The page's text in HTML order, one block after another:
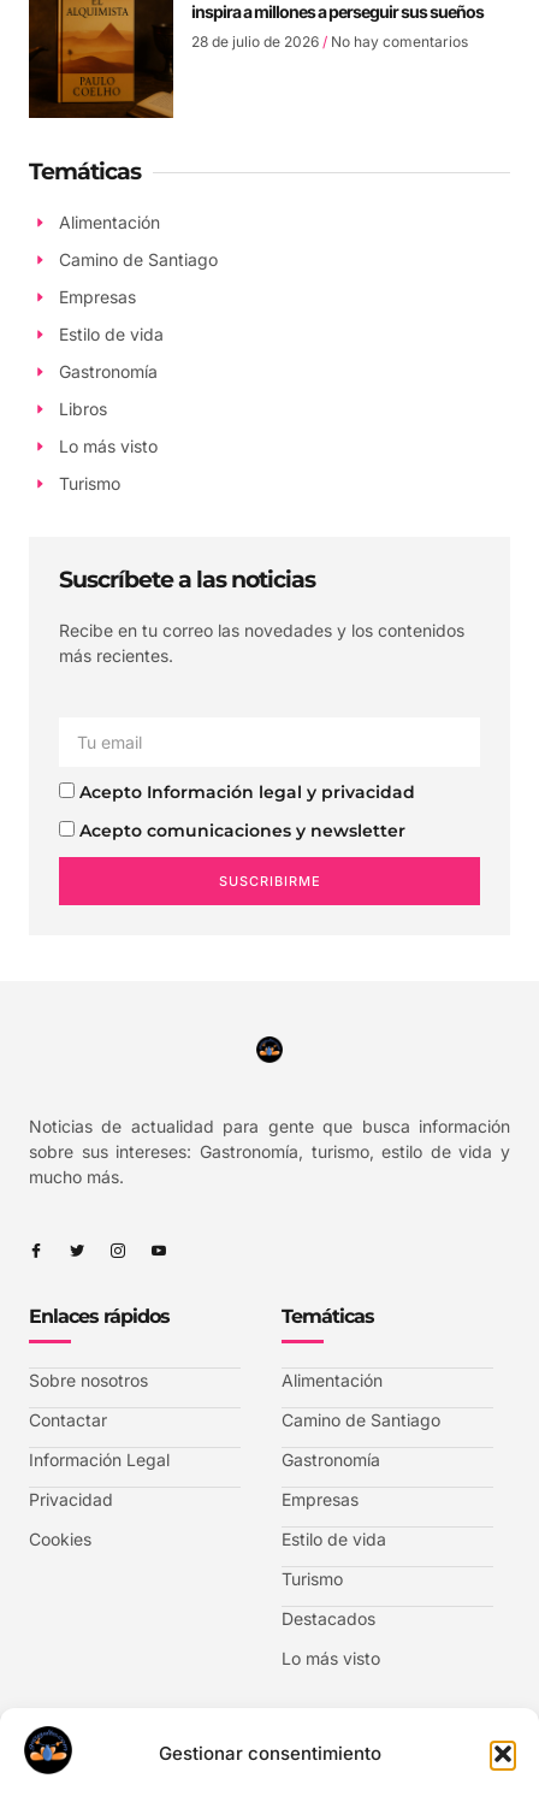
Gestionar consentimiento
inspira a millones a perseguir sus sueños
28 de julio de 2026 No hay comentarios
Temáticas
Alimentación
Camino de Santiago
Empresas
Estilo de vida
Gastronomía
Libros
Lo más visto
Turismo
Suscríbete a las noticias
Recibe en tu correo las novedades y los contenidos
más recientes.
Acepto Información legal y privacidad
Acepto comunicaciones y newsletter
SUSCRIBIRME
Noticias de actualidad para gente que busca información
sobre sus intereses: Gastronomía, turismo, estilo de vida y
mucho más.
Enlaces rápidos
Sobre nosotros
Contactar
Información Legal
Privacidad
Cookies
Temáticas
Alimentación
Camino de Santiago
Gastronomía
Empresas
Estilo de vida
Turismo
Destacados
Lo más visto
Newsletter